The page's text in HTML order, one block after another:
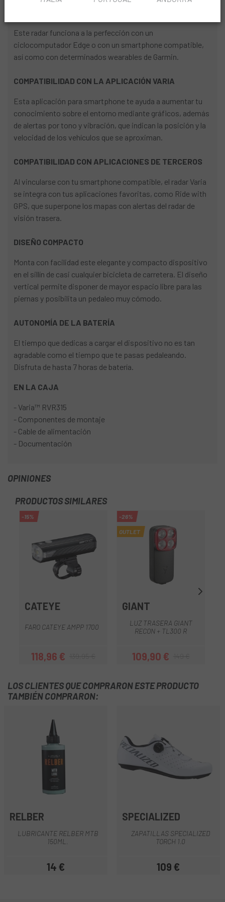
Este radar funciona a la perfección con un
ciclocomputador Edge o con un smartphone compatible,
así como con determinados wearables de Garmin.
COMPATIBILIDAD CON LA APLICACIÓN VARIA
Esta aplicación para smartphone te ayuda a aumentar tu
conocimiento sobre el entorno mediante gráficos, además
de alertas por tono y vibración, que indican la posición y la
velocidad de los vehículos que se aproximan.
COMPATIBILIDAD CON APLICACIONES DE TERCEROS
Al vincularse con tu smartphone compatible, el radar Varia
se integra con tus aplicaciones favoritas, como Ride with
GPS, que superpone los mapas con alertas del radar de
visión trasera.
DISEÑO COMPACTO
Monta con facilidad este elegante y compacto dispositivo
en el sillín de casi cualquier bicicleta de carretera. El diseño
vertical permite disponer de mayor espacio libre para las
piernas y posibilita un pedaleo muy cómodo.
AUTONOMÍA DE LA BATERÍA
El tiempo que dedicas a cargar el dispositivo no es tan
agradable como el tiempo que te pasas pedaleando.
Disfruta de hasta 7 horas de batería.
EN LA CAJA
- Varia™ RVR315
- Componentes de montaje
- Cable de alimentación
- Documentación
OPINIONES
PRODUCTOS SIMILARES
-15%
CATEYE
FARO CATEYE AMPP 1700
Precio
118,96 €Precio regular
-26%
OUTLET
GIANT
LUZ TRASERA GIANT
RECON + TL300 R
Precio
109,90 €Precio regular
LOS CLIENTES QUE COMPRARON ESTE PRODUCTO
TAMBIÉN COMPRARON:
RELBER
LUBRICANTE RELBER MTB
150ML.
Precio
14 €
SPECIALIZED
ZAPATILLAS SPECIALIZED
TORCH 1.0
Precio
109 €